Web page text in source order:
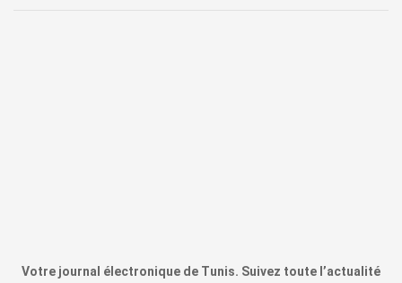
Votre journal électronique de Tunis. Suivez toute l’actualité